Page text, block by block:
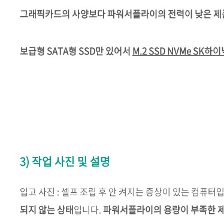
그래픽카드의 사양보다 파워서플라이의 전력이 낮은
보급형 SATA형 SSD만 있어서 M.2 SSD NVMe SK하
3) 작업 사진 및 설명
입고 사진 : 셀프 조립 후 안 켜지는 증상이 있는 컴퓨터
되지 않는 상태입니다.파워서플라이의 용량이 부족한